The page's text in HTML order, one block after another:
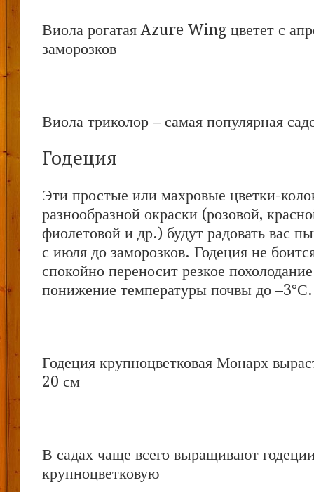
Виола рогатая Azure Wing цветет с
заморозков
Виола триколор – самая популярная
Годеция
Эти простые или махровые цветки-
разнообразной окраски (розовой,
фиолетовой и др.) будут радовать вас
с июля до заморозков. Годеция не
спокойно переносит резкое
понижение температуры почвы до –3°С.
Годеция крупноцветковая Монарх
20 см
В садах чаще всего выращивают
крупноцветковую